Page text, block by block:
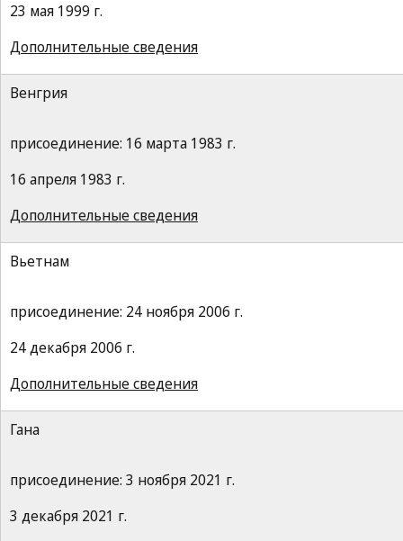
23 мая 1999 г.
Дополнительные сведения
Венгрия
присоединение: 16 марта 1983 г.
16 апреля 1983 г.
Дополнительные сведения
Вьетнам
присоединение: 24 ноября 2006 г.
24 декабря 2006 г.
Дополнительные сведения
Гана
присоединение: 3 ноября 2021 г.
3 декабря 2021 г.